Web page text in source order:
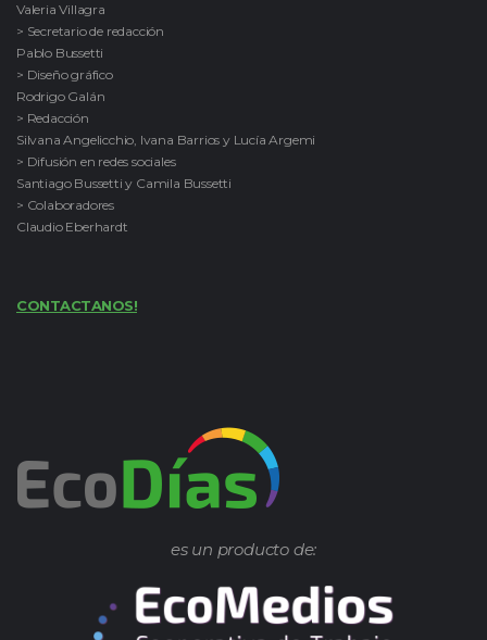
Valeria Villagra
> Secretario de redacción
Pablo Bussetti
> Diseño gráfico
Rodrigo Galán
> Redacción
Silvana Angelicchio, Ivana Barrios y Lucía Argemi
> Difusión en redes sociales
Santiago Bussetti y Camila Bussetti
> Colaboradores
Claudio Eberhardt
CONTACTANOS!
es un producto de: